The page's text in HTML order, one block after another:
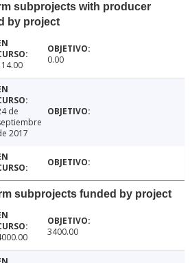
subprojects with producer
by project
0.00
de
2017
subprojects funded by project
3400.00